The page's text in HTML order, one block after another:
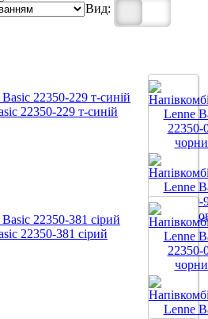
Вид:
Все цвета
22350-229 т-синій
22350-381 сірий